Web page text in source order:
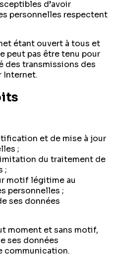
d’avoir
personnelles respectent
étant ouvert à tous et
peut pas être tenu pour
des transmissions des
Internet.
et de mise à jour
;
du traitement de
;
motif légitime au
personnelles ;
ses données
moment et sans motif,
ses données
communication.